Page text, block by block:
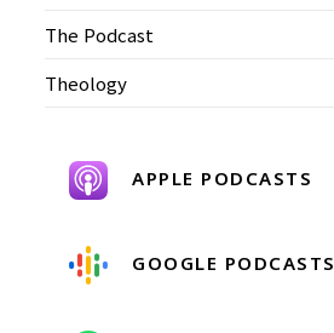
The Podcast
Theology
APPLE PODCASTS
GOOGLE PODCASTS